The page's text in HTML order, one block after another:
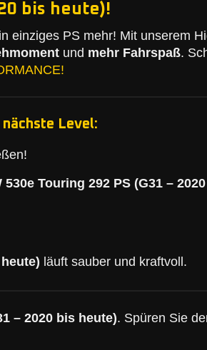
bis heute)!
einziges PS mehr! Mit unserem
und mehr Fahrspaß.
Level:
530e Touring 292 PS (G31 –
läuft sauber und kraftvoll.
– 2020 bis heute). Spüren Sie